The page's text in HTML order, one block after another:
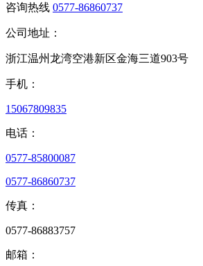
咨询热线 0577-86860737
公司地址：
浙江温州龙湾空港新区金海三道903号
手机：
15067809835
电话：
0577-85800087
0577-86860737
传真：
0577-86883757
邮箱：